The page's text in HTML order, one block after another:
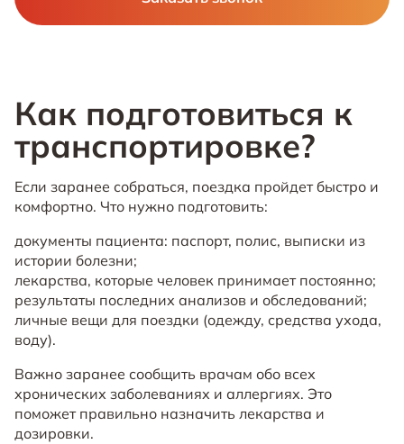
Как подготовиться к
транспортировке?
Если заранее собраться, поездка пройдет быстро и
комфортно. Что нужно подготовить:
документы пациента: паспорт, полис, выписки из
истории болезни;
лекарства, которые человек принимает постоянно;
результаты последних анализов и обследований;
личные вещи для поездки (одежду, средства ухода,
воду).
Важно заранее сообщить врачам обо всех
хронических заболеваниях и аллергиях. Это
поможет правильно назначить лекарства и
дозировки.